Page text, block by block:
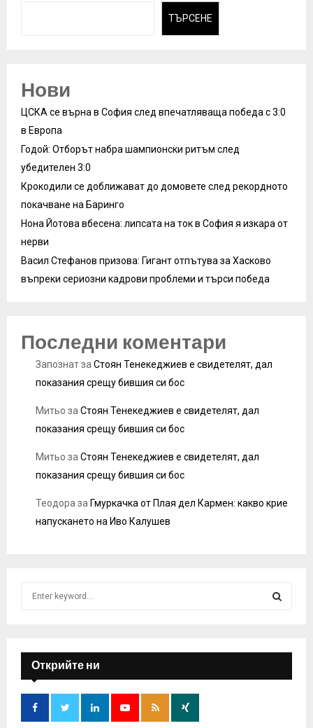
ТЪРСЕНЕ
Нови
ЦСКА се върна в София след впечатляваща победа с 3:0
в Европа
Годой: Отборът набра шампионски ритъм след
убедителен 3:0
Крокодили се доближават до домовете след рекордното
покачване на Баринго
Нона Йотова вбесена: липсата на ток в София я изкара от
нерви
Васил Стефанов призова: Гигант отпътува за Хасково
въпреки сериозни кадрови проблеми и търси победа
Последни коментари
Запознатза Стоян Тенекеджиев е свидетелят, дал
показания срещу бившия си бос
Митьо за Стоян Тенекеджиев е свидетелят, дал
показания срещу бившия си бос
Митьо за Стоян Тенекеджиев е свидетелят, дал
показания срещу бившия си бос
Теодора за Гмуркачка от Плая дел Кармен: какво крие
напускането на Иво Калушев
f
o
:
E
A
Открийте ни